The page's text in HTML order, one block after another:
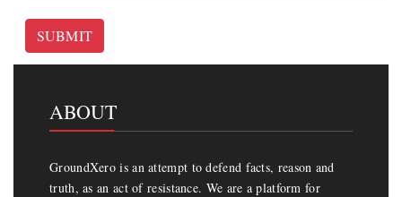
SUBMIT
ABOUT
GroundXero is an attempt to defend facts, reason and
truth, as an act of resistance. We are a platform for